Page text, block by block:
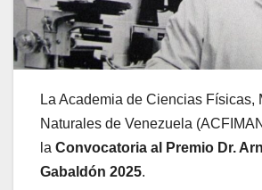
La Academia de Ciencias Físicas,
Naturales de Venezuela
la Convocatoria al Premio Dr.
Gabaldón 2025.